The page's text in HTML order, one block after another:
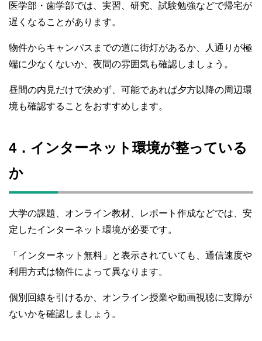
医学部・歯学部では、実習、研究、試験勉強などで帰宅が
遅くなることがあります。
物件からキャンパスまでの道に街灯があるか、人通りが極
端に少なくないか、夜間の雰囲気も確認しましょう。
昼間の内見だけで決めず、可能であれば夕方以降の周辺環
境も確認することをおすすめします。
4．インターネット環境が整っている
か
大学の課題、オンライン教材、レポート作成などでは、安
定したインターネット環境が必要です。
「インターネット無料」と表示されていても、通信速度や
利用方式は物件によって異なります。
個別回線を引けるか、オンライン授業や動画視聴に支障が
ないかを確認しましょう。